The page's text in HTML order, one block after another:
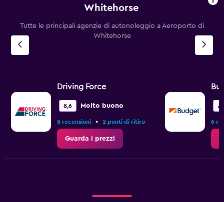
Whitehorse
Tutte le principali agenzie di autonoleggio a Aeroporto di
Whitehorse
Driving Force
8,6 Molto buono
8 recensioni • 2 punti di ritiro
Guarda i prezzi
6